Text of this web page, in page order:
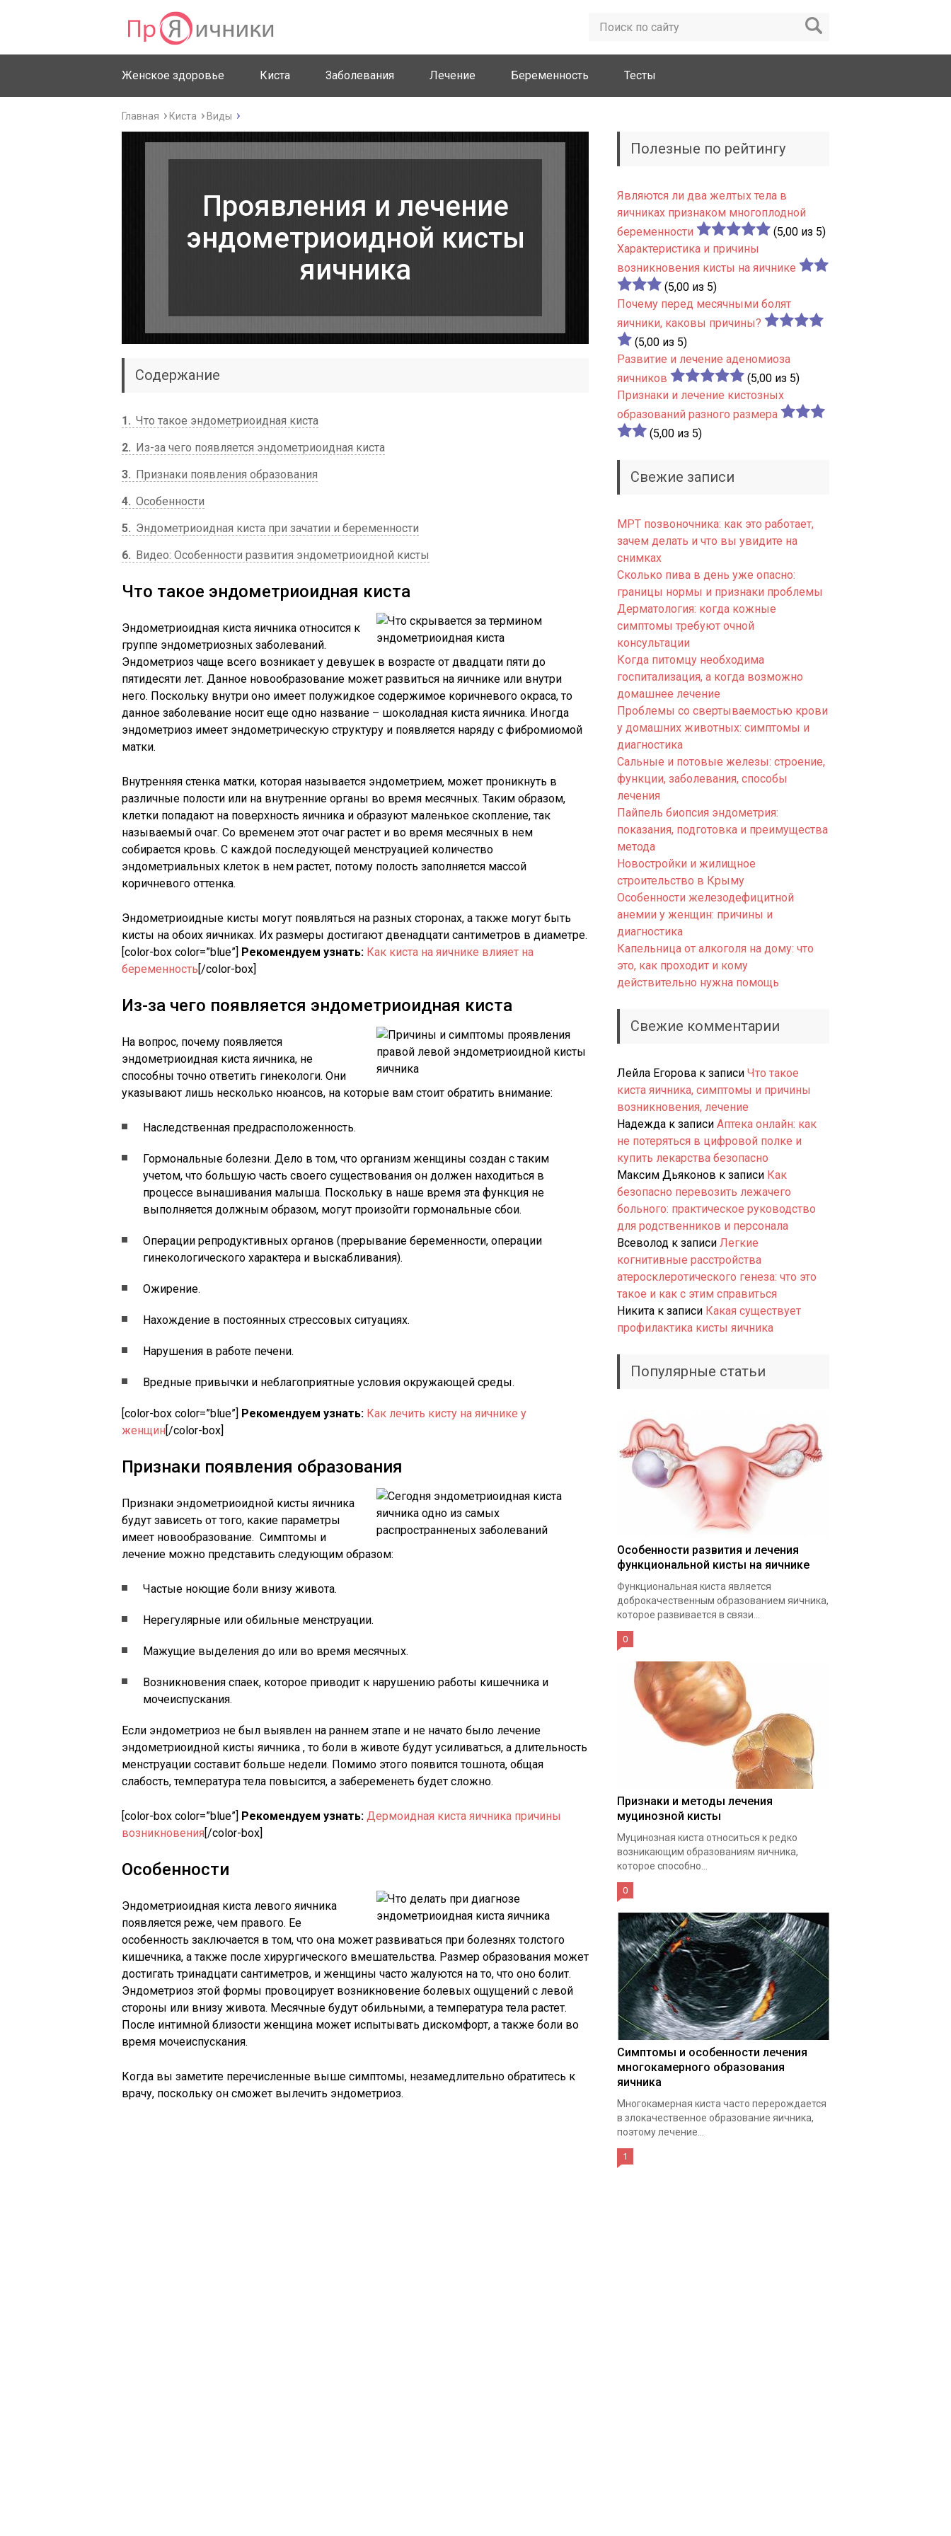
Женское здоровье Киста Заболевания Лечение Беременность Тесты
Главная Киста Виды
Проявления и лечение
эндометриоидной кисты
яичника
Содержание
1
Что такое эндометриоидная киста
2
Из-за чего появляется эндометриоидная киста
3
Признаки появления образования
4 Особенности
5
Эндометриоидная киста при зачатии и беременности
6
Видео: Особенности развития эндометриоидной кисты
Что такое эндометриоидная киста
Эндометриоидная киста яичника относится к
группе эндометриозных заболеваний.
Эндометриоз чаще всего возникает у девушек в возрасте от двадцати пяти до
пятидесяти лет. Данное новообразование может развиться на яичнике или внутри
него. Поскольку внутри оно имеет полужидкое содержимое коричневого окраса, то
данное заболевание носит еще одно название – шоколадная киста яичника. Иногда
эндометриоз имеет эндометрическую структуру и появляется наряду с фибромиомой
матки.
Внутренняя стенка матки, которая называется эндометрием, может проникнуть в
различные полости или на внутренние органы во время месячных. Таким образом,
клетки попадают на поверхность яичника и образуют маленькое скопление, так
называемый очаг. Со временем этот очаг растет и во время месячных в нем
собирается кровь. С каждой последующей менструацией количество
эндометриальных клеток в нем растет, потому полость заполняется массой
коричневого оттенка.
Эндометриоидные кисты могут появляться на разных сторонах, а также могут быть
кисты на обоих яичниках. Их размеры достигают двенадцати сантиметров в диаметре.
[color-box color=”blue”] Рекомендуем узнать: Как киста на яичнике влияет на
беременность[/color-box]
Из-за чего появляется эндометриоидная киста
На вопрос, почему появляется
эндометриоидная киста яичника, не
способны точно ответить гинекологи. Они
указывают лишь несколько нюансов, на которые вам стоит обратить внимание:
Наследственная предрасположенность.
Гормональные болезни. Дело в том, что организм женщины создан с таким
учетом, что большую часть своего существования он должен находиться в
процессе вынашивания малыша. Поскольку в наше время эта функция не
выполняется должным образом, могут произойти гормональные сбои.
Операции репродуктивных органов (прерывание беременности, операции
гинекологического характера и выскабливания).
Ожирение.
Нахождение в постоянных стрессовых ситуациях.
Нарушения в работе печени.
Вредные привычки и неблагоприятные условия окружающей среды.
[color-box color=”blue”] Рекомендуем узнать: Как лечить кисту на яичнике у
женщин[/color-box]
Признаки появления образования
Признаки эндометриоидной кисты яичника
будут зависеть от того, какие параметры
имеет новообразование. Симптомы и
лечение можно представить следующим образом:
Частые ноющие боли внизу живота.
Нерегулярные или обильные менструации.
Мажущие выделения до или во время месячных.
Возникновения спаек, которое приводит к нарушению работы кишечника и
мочеиспускания.
Если эндометриоз не был выявлен на раннем этапе и не начато было лечение
эндометриоидной кисты яичника , то боли в животе будут усиливаться, а длительность
менструации составит больше недели. Помимо этого появится тошнота, общая
слабость, температура тела повысится, а забеременеть будет сложно.
[color-box color=”blue”] Рекомендуем узнать: Дермоидная киста яичника причины
возникновения[/color-box]
Особенности
Эндометриоидная киста левого яичника
появляется реже, чем правого. Ее
особенность заключается в том, что она может развиваться при болезнях толстого
кишечника, а также после хирургического вмешательства. Размер образования может
достигать тринадцати сантиметров, и женщины часто жалуются на то, что оно болит.
Эндометриоз этой формы провоцирует возникновение болевых ощущений с левой
стороны или внизу живота. Месячные будут обильными, а температура тела растет.
После интимной близости женщина может испытывать дискомфорт, а также боли во
время мочеиспускания.
Когда вы заметите перечисленные выше симптомы, незамедлительно обратитесь к
врачу, поскольку он сможет вылечить эндометриоз.
Полезные по рейтингу
Являются ли два желтых тела в
яичниках признаком многоплодной
беременности
(5,00 из 5)
Характеристика и причины
возникновения кисты на яичнике
(5,00 из 5)
Почему перед месячными болят
яичники, каковы причины?
(5,00 из 5)
Развитие и лечение аденомиоза
яичников
(5,00 из 5)
Признаки и лечение кистозных
образований разного размера
(5,00 из 5)
Свежие записи
МРТ позвоночника: как это работает,
зачем делать и что вы увидите на
снимках
Сколько пива в день уже опасно:
границы нормы и признаки проблемы
Дерматология: когда кожные
симптомы требуют очной
консультации
Когда питомцу необходима
госпитализация, а когда возможно
домашнее лечение
Проблемы со свертываемостью крови
у домашних животных: симптомы и
диагностика
Сальные и потовые железы: строение,
функции, заболевания, способы
лечения
Пайпель биопсия эндометрия:
показания, подготовка и преимущества
метода
Новостройки и жилищное
строительство в Крыму
Особенности железодефицитной
анемии у женщин: причины и
диагностика
Капельница от алкоголя на дому: что
это, как проходит и кому
действительно нужна помощь
Свежие комментарии
Лейла Егорова к записи Что такое
киста яичника, симптомы и причины
возникновения, лечение
Надежда к записи Аптека онлайн: как
не потеряться в цифровой полке и
купить лекарства безопасно
Максим Дьяконов к записи Как
безопасно перевозить лежачего
больного: практическое руководство
для родственников и персонала
Всеволод к записи Легкие
когнитивные расстройства
атеросклеротического генеза: что это
такое и как с этим справиться
Никита к записи Какая существует
профилактика кисты яичника
Популярные статьи
Особенности развития и лечения
функциональной кисты на яичнике
Функциональная киста является
доброкачественным образованием яичника,
которое развивается в связи...
0
Признаки и методы лечения
муцинозной кисты
Муцинозная киста относиться к редко
возникающим образованиям яичника,
которое способно...
0
Симптомы и особенности лечения
многокамерного образования
яичника
Многокамерная киста часто перерождается
в злокачественное образование яичника,
поэтому лечение...
1